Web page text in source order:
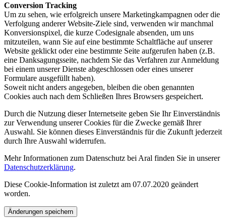
Conversion Tracking
Um zu sehen, wie erfolgreich unsere Marketingkampagnen oder die
Verfolgung anderer Website-Ziele sind, verwenden wir manchmal
Konversionspixel, die kurze Codesignale absenden, um uns
mitzuteilen, wann Sie auf eine bestimmte Schaltfläche auf unserer
Website geklickt oder eine bestimmte Seite aufgerufen haben (z.B.
eine Danksagungsseite, nachdem Sie das Verfahren zur Anmeldung
bei einem unserer Dienste abgeschlossen oder eines unserer
Formulare ausgefüllt haben).
Soweit nicht anders angegeben, bleiben die oben genannten
Cookies auch nach dem Schließen Ihres Browsers gespeichert.
Durch die Nutzung dieser Internetseite geben Sie Ihr Einverständnis
zur Verwendung unserer Cookies für die Zwecke gemäß Ihrer
Auswahl. Sie können dieses Einverständnis für die Zukunft jederzeit
durch Ihre Auswahl widerrufen.
Mehr Informationen zum Datenschutz bei Aral finden Sie in unserer
Datenschutzerklärung.
Diese Cookie-Information ist zuletzt am 07.07.2020 geändert
worden.
Änderungen speichern